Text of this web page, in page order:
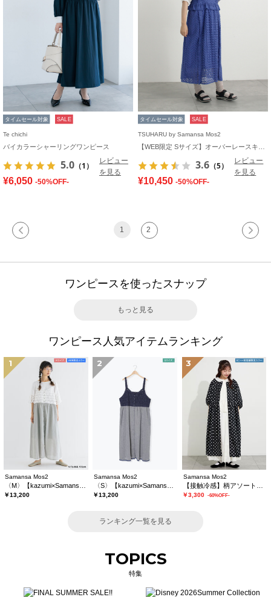
タイムセール対象 SALE
Te chichi
バイカラーシャーリングワンピース
5.0 （1）
レビュー
を見る
¥6,050 -50%OFF-
タイムセール対象 SALE
TSUHARU by Samansa Mos2
3.6 （5）
レビュー
を見る
¥10,450 -50%OFF-
1 2
ワンピースを使ったスナップ
もっと見る
ワンピース人気アイテムランキング
1
Samansa Mos2
￥13,200
2
Samansa Mos2
￥13,200
3
Samansa Mos2
￥3,300 -60%OFF-
ランキング一覧を見る
TOPICS
特集